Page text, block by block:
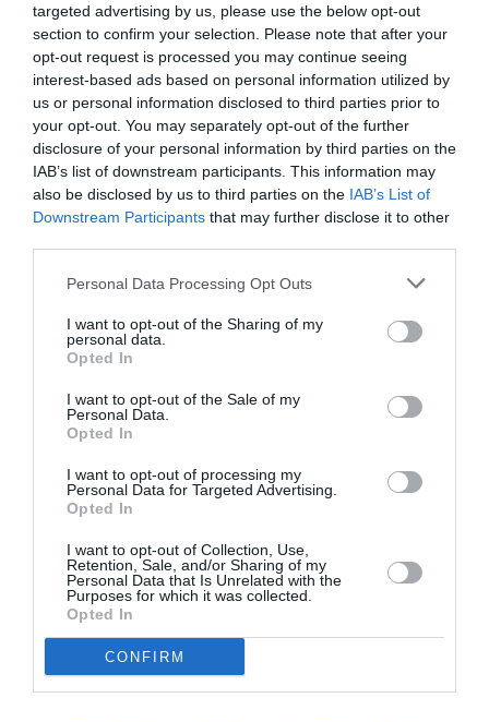
targeted advertising by us, please use the below opt-out
section to confirm your selection. Please note that after your
opt-out request is processed you may continue seeing
interest-based ads based on personal information utilized by
us or personal information disclosed to third parties prior to
your opt-out. You may separately opt-out of the further
disclosure of your personal information by third parties on the
IAB’s list of downstream participants. This information may
also be disclosed by us to third parties on the IAB’s List of
Downstream Participants that may further disclose it to other
Personal Data Processing Opt Outs
I want to opt-out of the Sharing of my
personal data.
Opted In
I want to opt-out of the Sale of my
Personal Data.
Opted In
I want to opt-out of processing my
Personal Data for Targeted Advertising.
Opted In
I want to opt-out of Collection, Use,
Retention, Sale, and/or Sharing of my
Personal Data that Is Unrelated with the
Purposes for which it was collected.
Opted In
CONFIRM
LAISSER UN COMMENTAIRE
FAIRE UN DON
Appel aux lecteurs !
Soutenez Air Journal participezà son
développement !
DERNIERS COMMENTAIRES
Bizness
Pointe‑à‑Pitre – Panama City : Air France ouvre un pont
aérien vers l’Amérique latine